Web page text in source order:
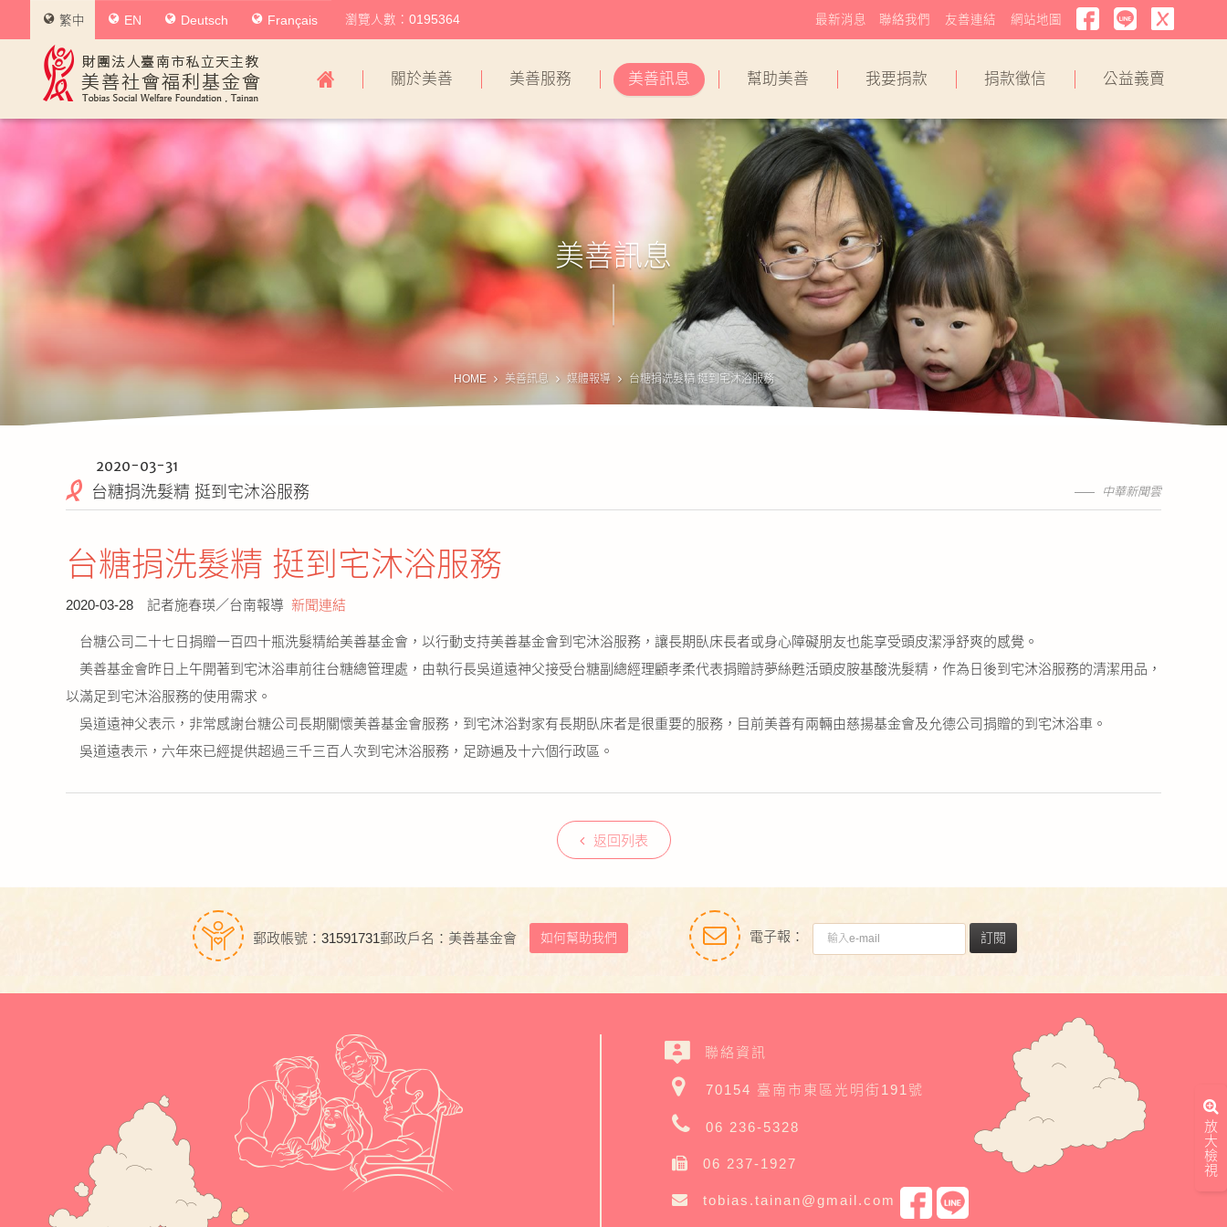
社
會
福
利
金
會
導
覽
關於美善 美善服務 美善訊息 幫助美善 我要捐款 捐款徵信 公益義賣
繁中 EN Deutsch Français 瀏覽人數：0195364 最新消息 聯絡我們 友善連結 網站地圖
美善訊息
HOME 美善訊息 媒體報導 台糖捐洗髮精 挺到宅沐浴服務
放
大
檢
視
中華新聞雲
2020-03-31
台糖捐洗髮精 挺到宅沐浴服務
台糖捐洗髮精 挺到宅沐浴服務
2020-03-28 記者施春瑛／台南報導 新聞連結
台糖公司二十七日捐贈一百四十瓶洗髮精給美善基金會，以行動支持美善基金會到宅沐浴服務，讓長期臥床長者或身心障礙朋友也能享受頭皮潔淨舒爽的感覺。
美善基金會昨日上午開著到宅沐浴車前往台糖總管理處，由執行長吳道遠神父接受台糖副總經理顧孝柔代表捐贈詩夢絲甦活頭皮胺基酸洗髮精，作為日後到宅沐浴服務的清潔用品，
以滿足到宅沐浴服務的使用需求。
吳道遠神父表示，非常感謝台糖公司長期關懷美善基金會服務，到宅沐浴對家有長期臥床者是很重要的服務，目前美善有兩輛由慈揚基金會及允德公司捐贈的到宅沐浴車。
吳道遠表示，六年來已經提供超過三千三百人次到宅沐浴服務，足跡遍及十六個行政區。
返回列表
郵政帳號：31591731郵政戶名：美善基金會 如何幫助我們 電子報： 訂閱
聯絡資訊
70154 臺南市東區光明街191號
06 236-5328
06 237-1927
tobias.tainan@gmail.com